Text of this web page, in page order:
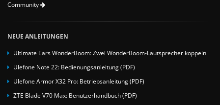
Community
NEUE ANLEITUNGEN
Ultimate Ears WonderBoom: Zwei WonderBoom-Lautsprecher koppeln
Ulefone Note 22: Bedienungsanleitung (PDF)
Ulefone Armor X32 Pro: Betriebsanleitung (PDF)
ZTE Blade V70 Max: Benutzerhandbuch (PDF)